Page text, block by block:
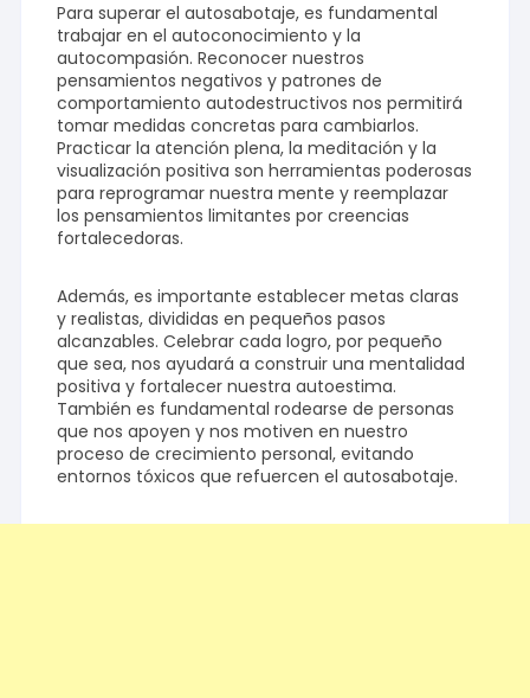
Para superar el autosabotaje, es fundamental
trabajar en el autoconocimiento y la
autocompasión. Reconocer nuestros
pensamientos negativos y patrones de
comportamiento autodestructivos nos permitirá
tomar medidas concretas para cambiarlos.
Practicar la atención plena, la meditación y la
visualización positiva son herramientas poderosas
para reprogramar nuestra mente y reemplazar
los pensamientos limitantes por creencias
fortalecedoras.
Además, es importante establecer metas claras
y realistas, divididas en pequeños pasos
alcanzables. Celebrar cada logro, por pequeño
que sea, nos ayudará a construir una mentalidad
positiva y fortalecer nuestra autoestima.
También es fundamental rodearse de personas
que nos apoyen y nos motiven en nuestro
proceso de crecimiento personal, evitando
entornos tóxicos que refuercen el autosabotaje.